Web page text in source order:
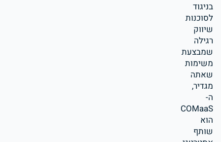
בניגוד
לסוכנות
שיווק
רגילה
שמבצעת
משימות
שאתה
מגדיר,
ה-
COMaaS
הוא
שותף